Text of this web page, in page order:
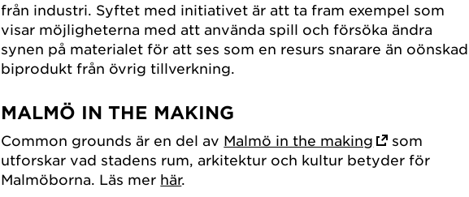
från industri. Syftet med initiativet är att ta fram exempel som
visar möjligheterna med att använda spill och försöka ändra
synen på materialet för att ses som en resurs snarare än oönskad
biprodukt från övrig tillverkning.
MALMÖ IN THE MAKING
Common grounds är en del av Malmö in the making
som
utforskar vad stadens rum, arkitektur och kultur betyder för
Malmöborna. Läs mer här.